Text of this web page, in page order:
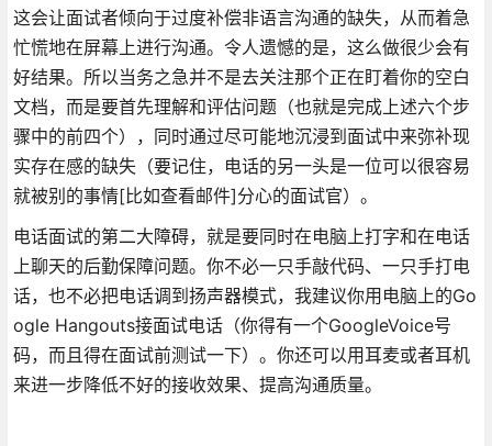
这会让面试者倾向于过度补偿非语言沟通的缺失，从而着急
忙慌地在屏幕上进行沟通。令人遗憾的是，这么做很少会有
好结果。所以当务之急并不是去关注那个正在盯着你的空白
文档，而是要首先理解和评估问题（也就是完成上述六个步
骤中的前四个），同时通过尽可能地沉浸到面试中来弥补现
实存在感的缺失（要记住，电话的另一头是一位可以很容易
就被别的事情[比如查看邮件]分心的面试官）。
电话面试的第二大障碍，就是要同时在电脑上打字和在电话
上聊天的后勤保障问题。你不必一只手敲代码、一只手打电
话，也不必把电话调到扬声器模式，我建议你用电脑上的Go
ogle Hangouts接面试电话（你得有一个GoogleVoice号
码，而且得在面试前测试一下）。你还可以用耳麦或者耳机
来进一步降低不好的接收效果、提高沟通质量。